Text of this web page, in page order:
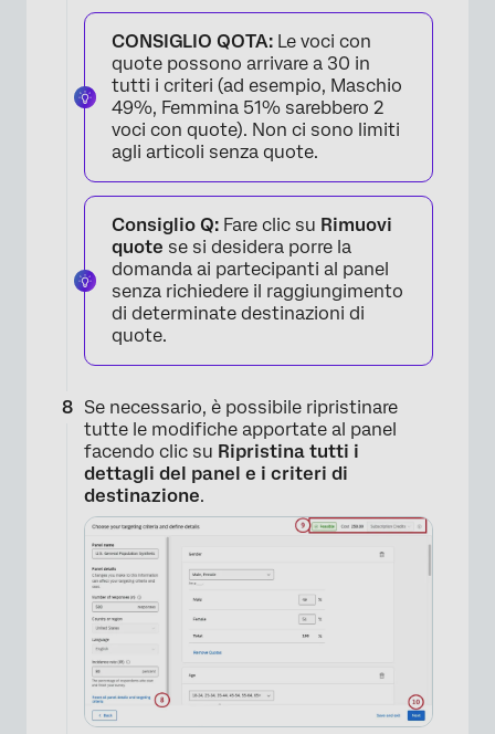
CONSIGLIO QOTA: Le voci con
quote possono arrivare a 30 in
tutti i criteri (ad esempio, Maschio
49%, Femmina 51% sarebbero 2
voci con quote). Non ci sono limiti
agli articoli senza quote.
Consiglio Q: Fare clic su Rimuovi
quote se si desidera porre la
domanda ai partecipanti al panel
senza richiedere il raggiungimento
di determinate destinazioni di
quote.
Se necessario, è possibile ripristinare
tutte le modifiche apportate al panel
facendo clic su Ripristina tutti i
dettagli del panel e i criteri di
destinazione.